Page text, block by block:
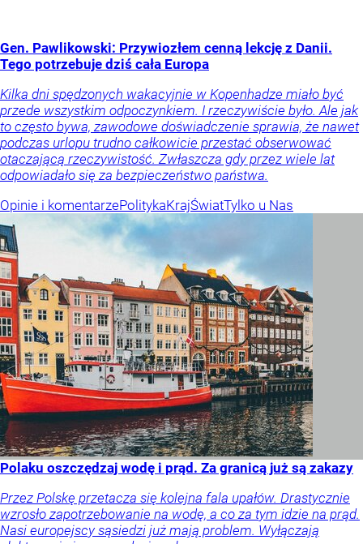
Gen. Pawlikowski: Przywiozłem cenną lekcję z Danii.
Tego potrzebuje dziś cała Europa
Kilka dni spędzonych wakacyjnie w Kopenhadze miało być
przede wszystkim odpoczynkiem. I rzeczywiście było. Ale jak
to często bywa, zawodowe doświadczenie sprawia, że nawet
podczas urlopu trudno całkowicie przestać obserwować
otaczającą rzeczywistość. Zwłaszcza gdy przez wiele lat
odpowiadało się za bezpieczeństwo państwa.
Opinie i komentarzePolitykaKrajŚwiatTylko u Nas
Polaku oszczędzaj wodę i prąd. Za granicą już są zakazy
Przez Polskę przetacza się kolejna fala upałów. Drastycznie
wzrosło zapotrzebowanie na wodę, a co za tym idzie na prąd.
Nasi europejscy sąsiedzi już mają problem. Wyłączają